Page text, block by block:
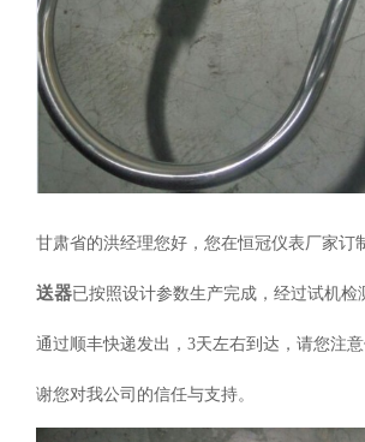
甘肃省的洪经理您好，您在恒冠仪表厂家订
送器已按照设计参数生产完成，经过试机检
通过顺丰快递发出，3天左右到达，请您注
谢您对我公司的信任与支持。